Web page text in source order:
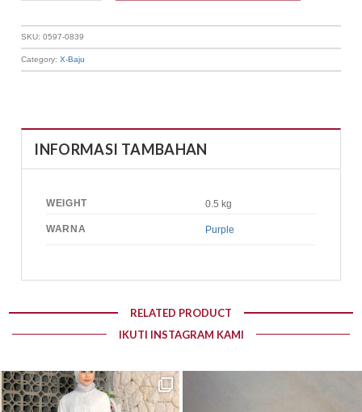
SKU:0597-0839
Category:X-Baju
INFORMASI TAMBAHAN
WEIGHT 0.5 kg
WARNA Purple
RELATED PRODUCT
IKUTI INSTAGRAM KAMI